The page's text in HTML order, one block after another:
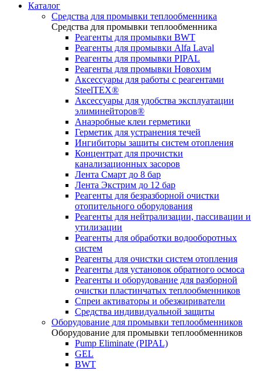
Каталог
Средства для промывки теплообменника
Средства для промывки теплообменника
Реагенты для промывки BWT
Реагенты для промывки Alfa Laval
Реагенты для промывки PIPAL
Реагенты для промывки Новохим
Аксессуары для работы с реагентами
SteelTEX®
Аксессуары для удобства эксплуатации
элиминейторов®
Анаэробные клеи герметики
Герметик для устранения течей
Ингибиторы защиты систем отопления
Концентрат для прочистки
канализационных засоров
Лента Смарт до 8 бар
Лента Экстрим до 12 бар
Реагенты для безразборной очистки
отопительного оборудования
Реагенты для нейтрализации, пассивации и
утилизации
Реагенты для обработки водооборотных
систем
Реагенты для очистки систем отопления
Реагенты для установок обратного осмоса
Реагенты и оборудование для разборной
очистки пластинчатых теплообменников
Спреи активаторы и обезжириватели
Средства индивидуальной защиты
Оборудование для промывки теплообменников
Оборудование для промывки теплообменников
Pump Eliminate (PIPAL)
GEL
BWT